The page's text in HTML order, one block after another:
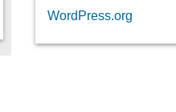
WordPress.org